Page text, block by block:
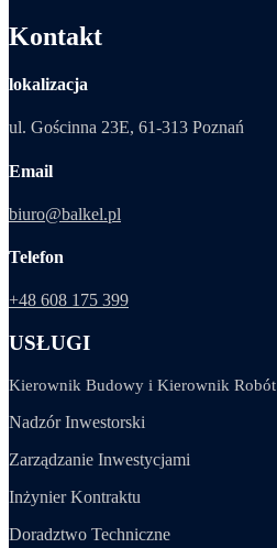
Kontakt
lokalizacja
ul. Gościnna 23E, 61-313 Poznań
Email
biuro@balkel.pl
Telefon
+48 608 175 399
USŁUGI
Kierownik Budowy i Kierownik Robót
Nadzór Inwestorski
Zarządzanie Inwestycjami
Inżynier Kontraktu
Doradztwo Techniczne